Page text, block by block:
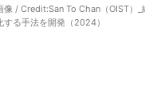
像 / Credit:San To Chan（OIST）
する手法を開発（2024）